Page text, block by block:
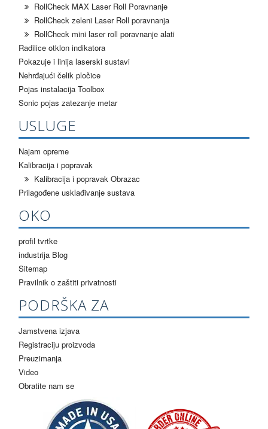
RollCheck MAX Laser Roll Poravnanje
RollCheck zeleni Laser Roll poravnanja
RollCheck mini laser roll poravnanje alati
Radilice otklon indikatora
Pokazuje i linija laserski sustavi
Nehrđajući čelik pločice
Pojas instalacija Toolbox
Sonic pojas zatezanje metar
USLUGE
Najam opreme
Kalibracija i popravak
Kalibracija i popravak Obrazac
Prilagođene usklađivanje sustava
OKO
profil tvrtke
industrija Blog
Sitemap
Pravilnik o zaštiti privatnosti
PODRŠKA ZA
Jamstvena izjava
Registraciju proizvoda
Preuzimanja
Video
Obratite nam se